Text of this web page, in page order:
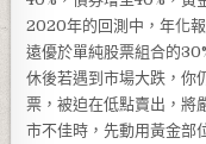
2020年的回測中，年化報
遠優於單純股票組合的
休後若遇到市場大跌，你
票，被迫在低點賣出，將
市不佳時，先動用黃金部